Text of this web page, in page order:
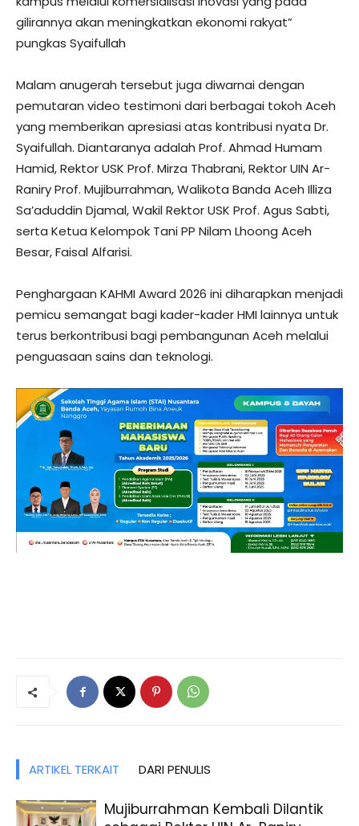
gilirannya akan meningkatkan ekonomi rakyat”
pungkas Syaifullah
​Malam anugerah tersebut juga diwarnai dengan
pemutaran video testimoni dari berbagai tokoh Aceh
yang memberikan apresiasi atas kontribusi nyata Dr.
Syaifullah. Diantaranya adalah Prof. Ahmad Humam
Hamid, Rektor USK Prof. Mirza Thabrani, Rektor UIN Ar-
Raniry Prof. Mujiburrahman, Walikota Banda Aceh Illiza
Sa’aduddin Djamal, Wakil Rektor USK Prof. Agus Sabti,
serta Ketua Kelompok Tani PP Nilam Lhoong Aceh
Besar, Faisal Alfarisi.
​Penghargaan KAHMI Award 2026 ini diharapkan menjadi
pemicu semangat bagi kader-kader HMI lainnya untuk
terus berkontribusi bagi pembangunan Aceh melalui
penguasaan sains dan teknologi.
ARTIKEL TERKAIT DARI PENULIS
Mujiburrahman Kembali Dilantik